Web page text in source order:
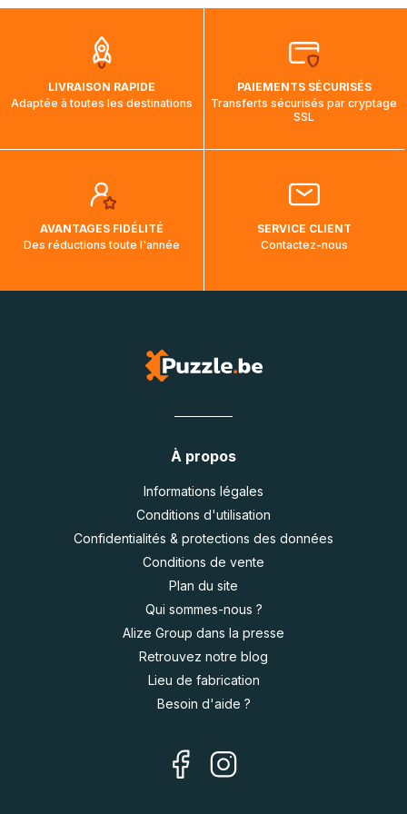
aura touché terre.
LIVRAISON RAPIDE
Adaptée à toutes les destinations
PAIEMENTS SÉCURISÉS
Transferts sécurisés par cryptage
SSL
AVANTAGES FIDÉLITÉ
Des réductions toute l'année
SERVICE CLIENT
Contactez-nous
À propos
Informations légales
Conditions d'utilisation
Confidentialités & protections des données
Conditions de vente
Plan du site
Qui sommes-nous ?
Alize Group dans la presse
Retrouvez notre blog
Lieu de fabrication
Besoin d'aide ?